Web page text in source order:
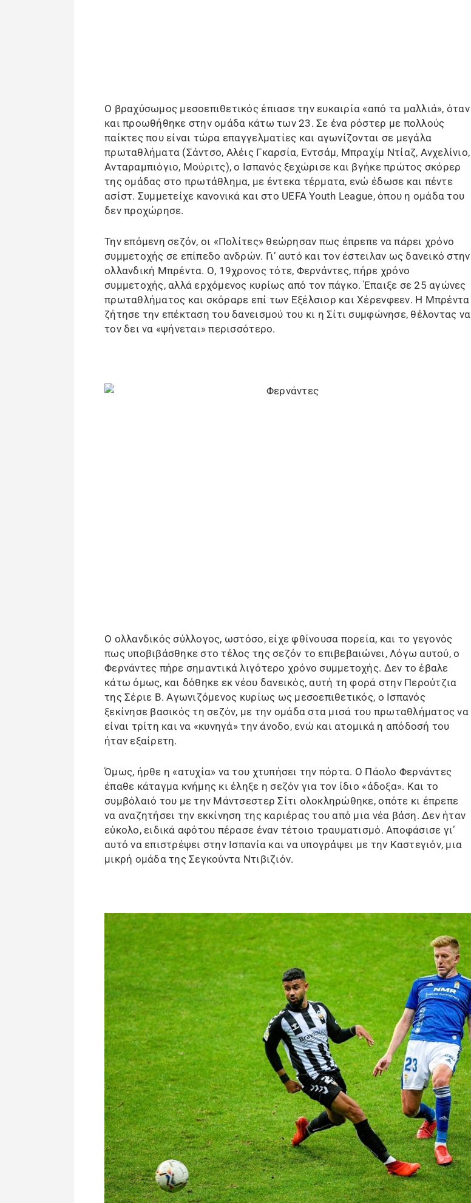
Ο βραχύσωμος μεσοεπιθετικός έπιασε την ευκαιρία «από τα μαλλιά», όταν
και προωθήθηκε στην ομάδα κάτω των 23. Σε ένα ρόστερ με πολλούς
παίκτες που είναι τώρα επαγγελματίες και αγωνίζονται σε μεγάλα
πρωταθλήματα (Σάντσο, Αλέις Γκαρσία, Εντσάμ, Μπραχίμ Ντίαζ, Ανχελίνιο,
Ανταραμπιόγιο, Μούριτς), ο Ισπανός ξεχώρισε και βγήκε πρώτος σκόρερ
της ομάδας στο πρωτάθλημα, με έντεκα τέρματα, ενώ έδωσε και πέντε
ασίστ. Συμμετείχε κανονικά και στο UEFA Youth League, όπου η ομάδα του
δεν προχώρησε.
Την επόμενη σεζόν, οι «Πολίτες» θεώρησαν πως έπρεπε να πάρει χρόνο
συμμετοχής σε επίπεδο ανδρών. Γι’ αυτό και τον έστειλαν ως δανεικό στην
ολλανδική Μπρέντα. Ο, 19χρονος τότε, Φερνάντες, πήρε χρόνο
συμμετοχής, αλλά ερχόμενος κυρίως από τον πάγκο. Έπαιξε σε 25 αγώνες
πρωταθλήματος και σκόραρε επί των Εξέλσιορ και Χέρενφεεν. Η Μπρέντα
ζήτησε την επέκταση του δανεισμού του κι η Σίτι συμφώνησε, θέλοντας να
τον δει να «ψήνεται» περισσότερο.
Ο ολλανδικός σύλλογος, ωστόσο, είχε φθίνουσα πορεία, και το γεγονός
πως υποβιβάσθηκε στο τέλος της σεζόν το επιβεβαιώνει, Λόγω αυτού, ο
Φερνάντες πήρε σημαντικά λιγότερο χρόνο συμμετοχής. Δεν το έβαλε
κάτω όμως, και δόθηκε εκ νέου δανεικός, αυτή τη φορά στην Περούτζια
της Σέριε Β. Αγωνιζόμενος κυρίως ως μεσοεπιθετικός, ο Ισπανός
ξεκίνησε βασικός τη σεζόν, με την ομάδα στα μισά του πρωταθλήματος να
είναι τρίτη και να «κυνηγά» την άνοδο, ενώ και ατομικά η απόδοσή του
ήταν εξαίρετη.
Όμως, ήρθε η «ατυχία» να του χτυπήσει την πόρτα. Ο Πάολο Φερνάντες
έπαθε κάταγμα κνήμης κι έληξε η σεζόν για τον ίδιο «άδοξα». Και το
συμβόλαιό του με την Μάντσεστερ Σίτι ολοκληρώθηκε, οπότε κι έπρεπε
να αναζητήσει την εκκίνηση της καριέρας του από μια νέα βάση. Δεν ήταν
εύκολο, ειδικά αφότου πέρασε έναν τέτοιο τραυματισμό. Αποφάσισε γι’
αυτό να επιστρέψει στην Ισπανία και να υπογράψει με την Καστεγιόν, μια
μικρή ομάδα της Σεγκούντα Ντιβιζιόν.